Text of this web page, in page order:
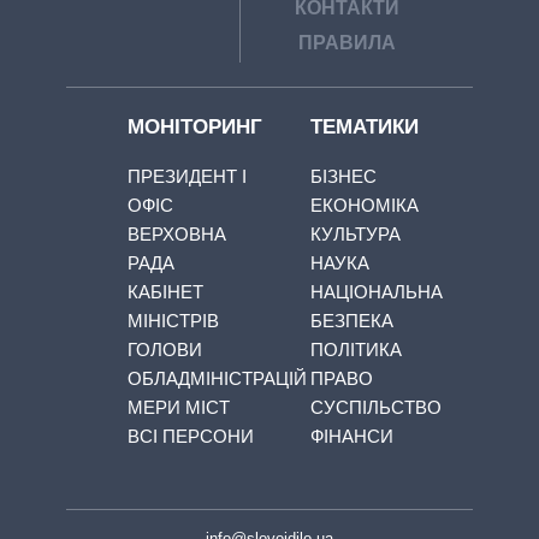
КОНТАКТИ
ПРАВИЛА
МОНІТОРИНГ
ПРЕЗИДЕНТ І
ОФІС
ВЕРХОВНА
РАДА
КАБІНЕТ
МІНІСТРІВ
ГОЛОВИ
ОБЛАДМІНІСТРАЦІЙ
МЕРИ МІСТ
ВСІ ПЕРСОНИ
ТЕМАТИКИ
БІЗНЕС
ЕКОНОМІКА
КУЛЬТУРА
НАУКА
НАЦІОНАЛЬНА
БЕЗПЕКА
ПОЛІТИКА
ПРАВО
СУСПІЛЬСТВО
ФІНАНСИ